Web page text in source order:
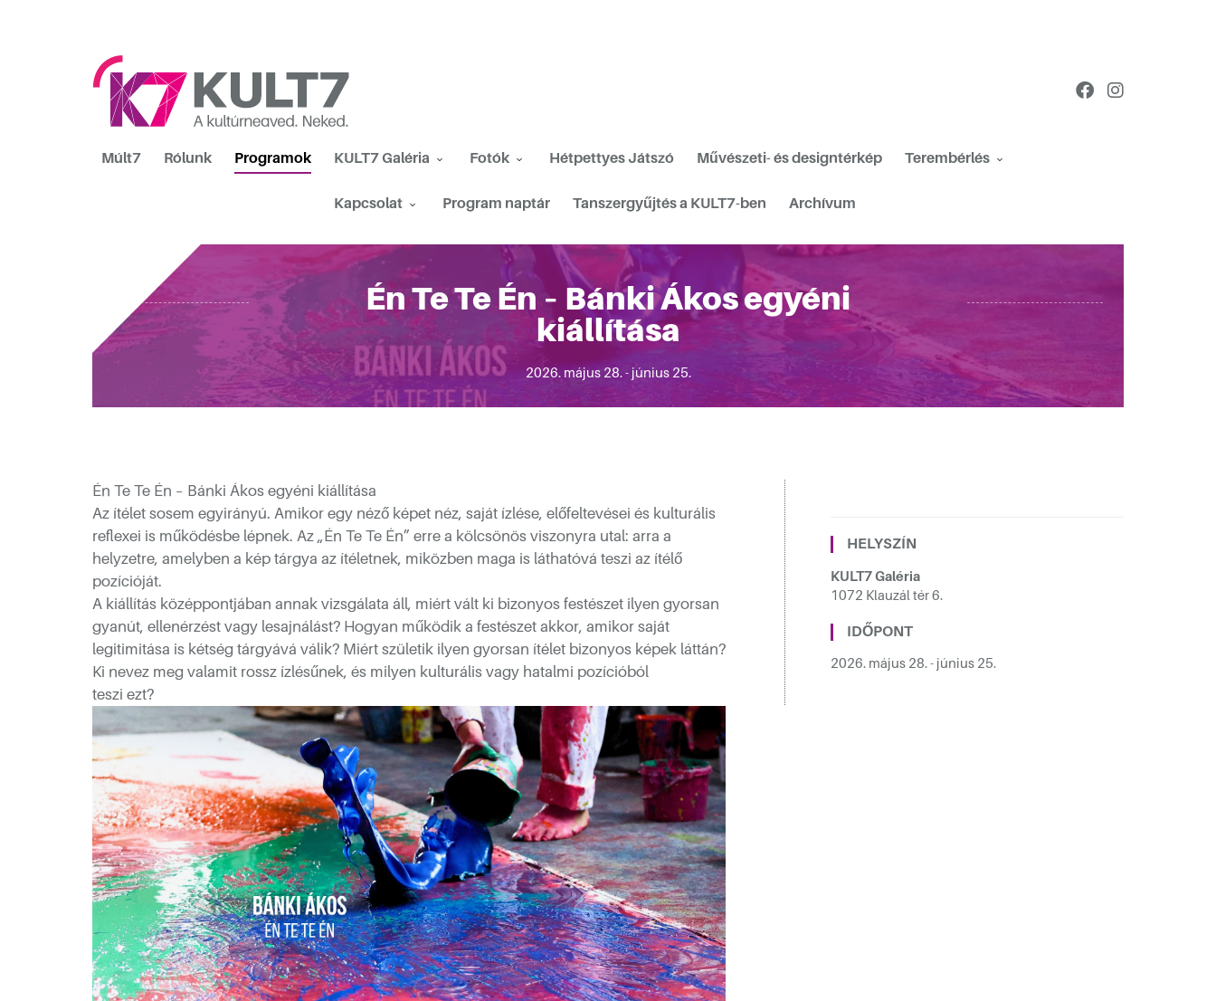
Múlt7 Rólunk Programok KULT7 Galéria Fotók Hétpettyes Játszó Művészeti- és designtérkép Terembérlés
Kapcsolat Program naptár Tanszergyűjtés a KULT7-ben Archívum
Én Te Te Én – Bánki Ákos egyéni
kiállítása
2026. május 28. - június 25.
Én Te Te Én – Bánki Ákos egyéni kiállítása
Az ítélet sosem egyirányú. Amikor egy néző képet néz, saját ízlése, előfeltevései és kulturális
reflexei is működésbe lépnek. Az „Én Te Te Én” erre a kölcsönös viszonyra utal: arra a
helyzetre, amelyben a kép tárgya az ítéletnek, miközben maga is láthatóvá teszi az ítélő
pozícióját.
A kiállítás középpontjában annak vizsgálata áll, miért vált ki bizonyos festészet ilyen gyorsan
gyanút, ellenérzést vagy lesajnálást? Hogyan működik a festészet akkor, amikor saját
legitimitása is kétség tárgyává válik? Miért születik ilyen gyorsan ítélet bizonyos képek láttán?
Ki nevez meg valamit rossz ízlésűnek, és milyen kulturális vagy hatalmi pozícióból
teszi ezt?
HELYSZÍN
KULT7 Galéria
1072 Klauzál tér 6.
IDŐPONT
2026. május 28. - június 25.